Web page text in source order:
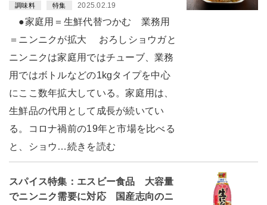
調味料 特集 2025.02.19
●家庭用＝生鮮代替つかむ 業務用
＝ニンニクが拡大 おろしショウガと
ニンニクは家庭用ではチューブ、業務
用ではボトルなどの1kgタイプを中心
にここ数年拡大している。家庭用は、
生鮮品の代用として成長が続いてい
る。コロナ禍前の19年と市場を比べる
と、ショウ…続きを読む
スパイス特集：エスビー食品 大容量
でニンニク需要に対応 国産志向のニ